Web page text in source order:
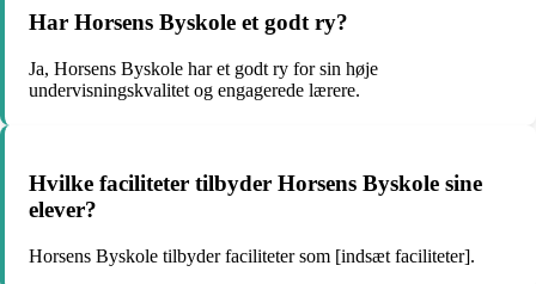
Har Horsens Byskole et godt ry?
Ja, Horsens Byskole har et godt ry for sin høje
undervisningskvalitet og engagerede lærere.
Hvilke faciliteter tilbyder Horsens Byskole sine
elever?
Horsens Byskole tilbyder faciliteter som [indsæt faciliteter].